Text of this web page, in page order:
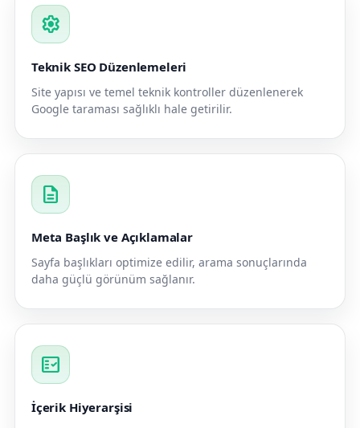
settings
Teknik SEO Düzenlemeleri
Site yapısı ve temel teknik kontroller düzenlenerek
Google taraması sağlıklı hale getirilir.
description
Meta Başlık ve Açıklamalar
Sayfa başlıkları optimize edilir, arama sonuçlarında
daha güçlü görünüm sağlanır.
fact_check
İçerik Hiyerarşisi